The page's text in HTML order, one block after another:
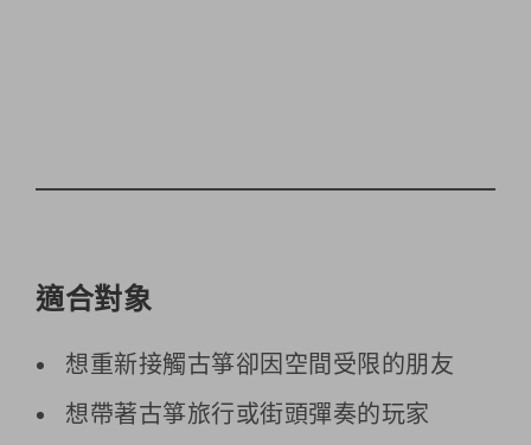
適合對象
想重新接觸古箏卻因空間受限的朋友
想帶著古箏旅行或街頭彈奏的玩家